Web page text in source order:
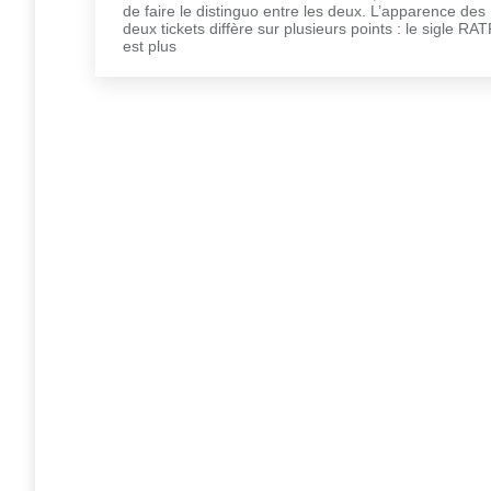
de faire le distinguo entre les deux. L’apparence des
deux tickets diffère sur plusieurs points : le sigle
est plus